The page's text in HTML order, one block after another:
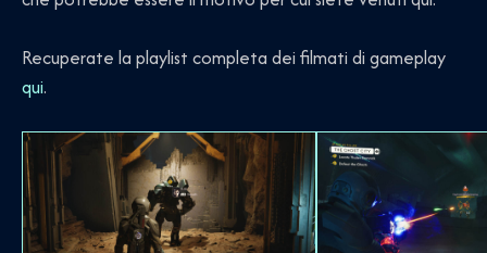
Recuperate la playlist completa dei filmati di gameplay
qui.